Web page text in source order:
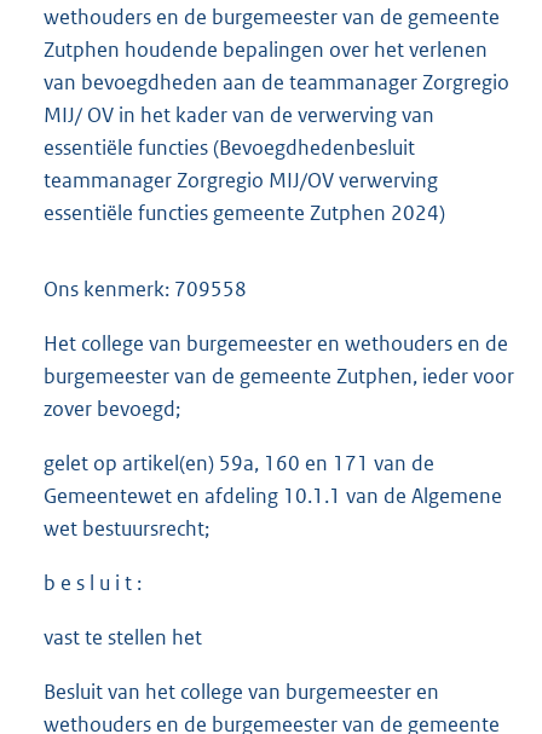
wethouders en de burgemeester van de gemeente
Zutphen houdende bepalingen over het verlenen
van bevoegdheden aan de teammanager Zorgregio
MIJ/ OV in het kader van de verwerving van
essentiële functies (Bevoegdhedenbesluit
teammanager Zorgregio MIJ/OV verwerving
essentiële functies gemeente Zutphen 2024)
Ons kenmerk: 709558
Het college van burgemeester en wethouders en de
burgemeester van de gemeente Zutphen, ieder voor
zover bevoegd;
gelet op artikel(en) 59a, 160 en 171 van de
Gemeentewet en afdeling 10.1.1 van de Algemene
wet bestuursrecht;
b e s l u i t :
vast te stellen het
Besluit van het college van burgemeester en
wethouders en de burgemeester van de gemeente